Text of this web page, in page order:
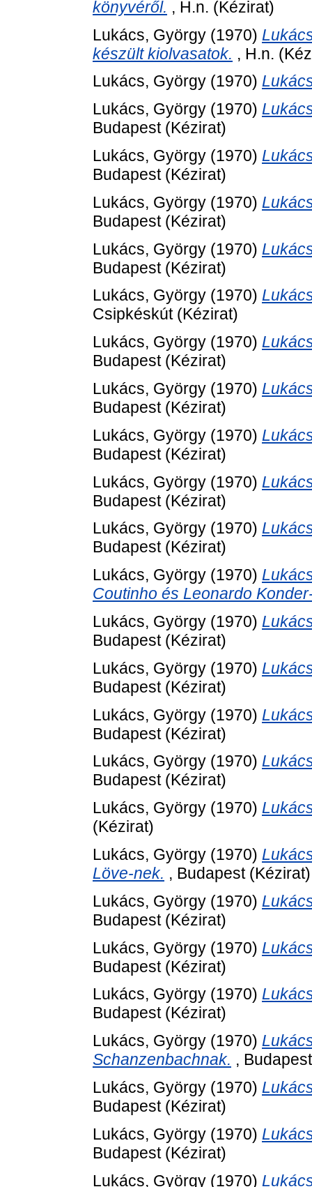
könyvéről. , H.n. (Kézirat)
Lukács, György (1970)
készült kiolvasatok. , H.n.
Lukács, György (1970)
Lukács, György (1970)
Budapest (Kézirat)
Lukács, György (1970)
Budapest (Kézirat)
Lukács, György (1970)
Budapest (Kézirat)
Lukács, György (1970)
Budapest (Kézirat)
Lukács, György (1970)
Csipkéskút (Kézirat)
Lukács, György (1970)
Budapest (Kézirat)
Lukács, György (1970)
Budapest (Kézirat)
Lukács, György (1970)
Budapest (Kézirat)
Lukács, György (1970)
Budapest (Kézirat)
Lukács, György (1970)
Budapest (Kézirat)
Lukács, György (1970)
Coutinho és Leonardo
Lukács, György (1970)
Budapest (Kézirat)
Lukács, György (1970)
Budapest (Kézirat)
Lukács, György (1970)
Budapest (Kézirat)
Lukács, György (1970)
Budapest (Kézirat)
Lukács, György (1970)
(Kézirat)
Lukács, György (1970)
Löve-nek. , Budapest (Kézirat)
Lukács, György (1970)
Budapest (Kézirat)
Lukács, György (1970)
Budapest (Kézirat)
Lukács, György (1970)
Budapest (Kézirat)
Lukács, György (1970)
Schanzenbachnak. ,
Lukács, György (1970)
Budapest (Kézirat)
Lukács, György (1970)
Budapest (Kézirat)
Lukács, György (1970)